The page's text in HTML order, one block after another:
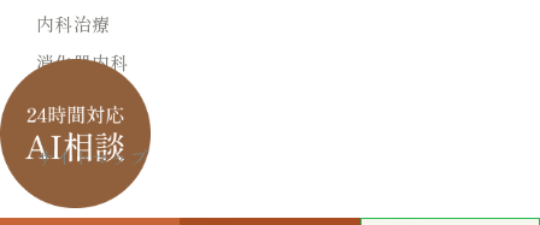
内科治療
消化器内科
サイトマップ